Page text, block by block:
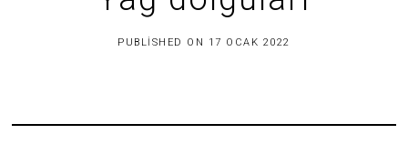
PUBLISHED ON 17 OCAK 2022
U